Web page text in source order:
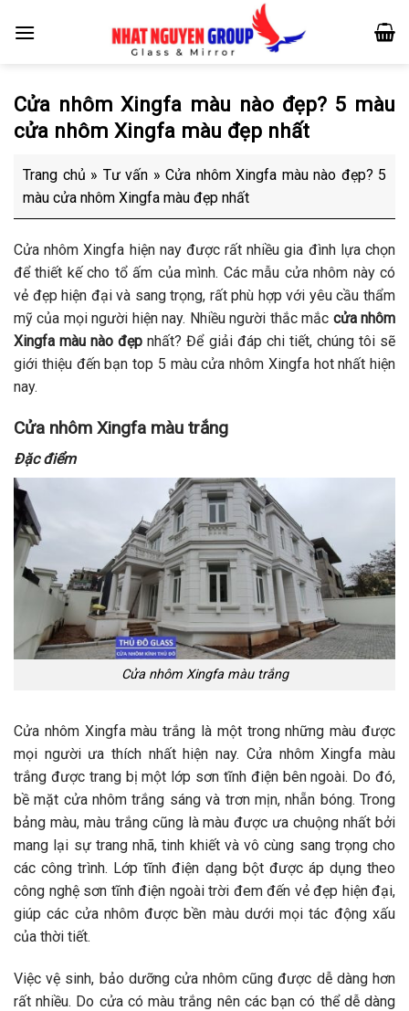
Cửa nhôm Xingfa màu nào đẹp? 5 màu
cửa nhôm Xingfa màu đẹp nhất
Trang chủ » Tư vấn » Cửa nhôm Xingfa màu nào đẹp? 5
màu cửa nhôm Xingfa màu đẹp nhất
Cửa nhôm Xingfa hiện nay được rất nhiều gia đình lựa chọn
để thiết kế cho tổ ấm của mình. Các mẫu cửa nhôm này có
vẻ đẹp hiện đại và sang trọng, rất phù hợp với yêu cầu thẩm
mỹ của mọi người hiện nay. Nhiều người thắc mắc cửa nhôm
Xingfa màu nào đẹp nhất? Để giải đáp chi tiết, chúng tôi sẽ
giới thiệu đến bạn top 5 màu cửa nhôm Xingfa hot nhất hiện
nay.
Cửa nhôm Xingfa màu trắng
Đặc điểm
Cửa nhôm Xingfa màu trắng
Cửa nhôm Xingfa màu trắng là một trong những màu được
mọi người ưa thích nhất hiện nay. Cửa nhôm Xingfa màu
trắng được trang bị một lớp sơn tĩnh điện bên ngoài. Do đó,
bề mặt cửa nhôm trắng sáng và trơn mịn, nhẵn bóng. Trong
bảng màu, màu trắng cũng là màu được ưa chuộng nhất bởi
mang lại sự trang nhã, tinh khiết và vô cùng sang trọng cho
các công trình. Lớp tĩnh điện dạng bột được áp dụng theo
công nghệ sơn tĩnh điện ngoài trời đem đến vẻ đẹp hiện đại,
giúp các cửa nhôm được bền màu dưới mọi tác động xấu
của thời tiết.
Việc vệ sinh, bảo dưỡng cửa nhôm cũng được dễ dàng hơn
rất nhiều. Do cửa có màu trắng nên các bạn có thể dễ dàng